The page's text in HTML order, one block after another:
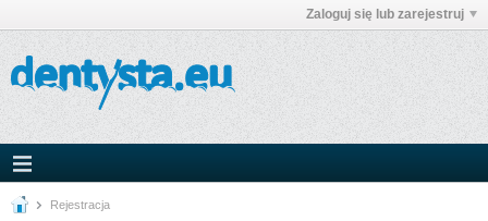
Zaloguj się lub zarejestruj
Rejestracja